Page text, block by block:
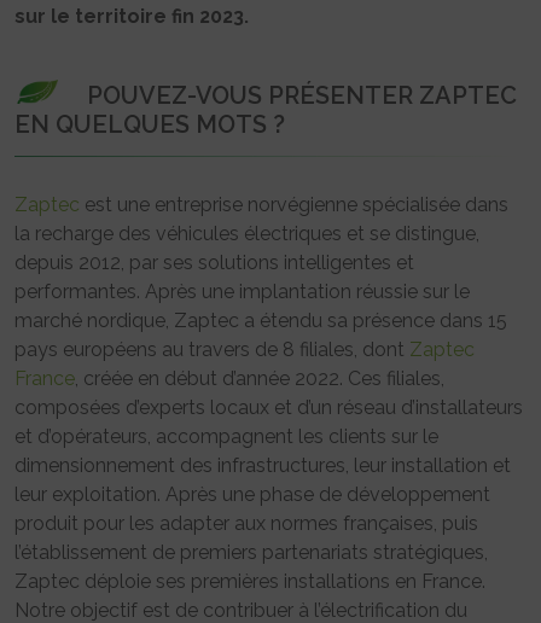
sur le territoire fin 2023.
POUVEZ-VOUS PRÉSENTER ZAPTEC
EN QUELQUES MOTS ?
Zaptec est une entreprise norvégienne spécialisée dans
la recharge des véhicules électriques et se distingue,
depuis 2012, par ses solutions intelligentes et
performantes. Après une implantation réussie sur le
marché nordique, Zaptec a étendu sa présence dans 15
pays européens au travers de 8 filiales, dont Zaptec
France, créée en début d’année 2022. Ces filiales,
composées d’experts locaux et d’un réseau d’installateurs
et d’opérateurs, accompagnent les clients sur le
dimensionnement des infrastructures, leur installation et
leur exploitation. Après une phase de développement
produit pour les adapter aux normes françaises, puis
l’établissement de premiers partenariats stratégiques,
Zaptec déploie ses premières installations en France.
Notre objectif est de contribuer à l’électrification du